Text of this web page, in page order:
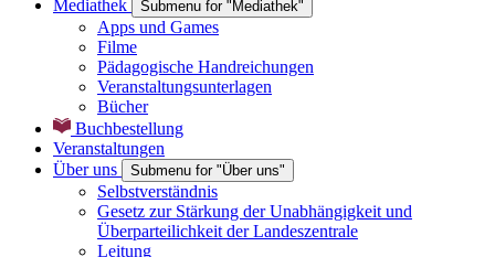
Mediathek
Submenu for "Mediathek"
Apps und Games
Filme
Pädagogische Handreichungen
Veranstaltungsunterlagen
Bücher
Buchbestellung
Veranstaltungen
Über uns
Submenu for "Über uns"
Selbstverständnis
Gesetz zur Stärkung der Unabhängigkeit und
Überparteilichkeit der Landeszentrale
Leitung